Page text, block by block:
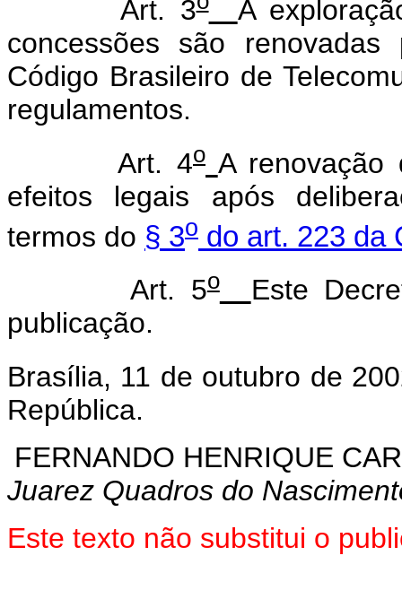
Art. 3
A
concessões são
Código Brasileiro de
regulamentos.
Art. 4o A renovação
efeitos legais após
termos do § 3o do art. 223 da
Art. 5o
Este
publicação.
Brasília, 11 de outubro de
República.
FERNANDO HENRIQUE
Juarez Quadros do
Este texto não substitui o